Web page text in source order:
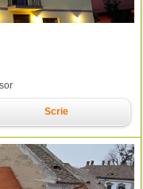
Scrie